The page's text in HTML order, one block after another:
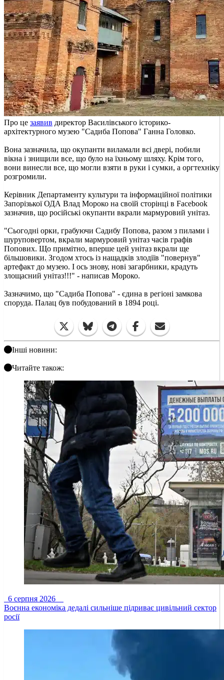
Про це заявив директор Василівського історико-
архітектурного музею "Садиба Попова" Ганна Головко.
Вона зазначила, що окупанти виламали всі двері, побили
вікна і знищили все, що було на їхньому шляху. Крім того,
вони винесли все, що могли взяти в руки і сумки, а оргтехніку
розгромили.
Керівник Департаменту культури та інформаційної політики
Запорізької ОДА Влад Мороко на своїй сторінці в Facebook
зазначив, що російські окупанти вкрали мармуровий унітаз.
"Сьогодні орки, грабуючи Садибу Попова, разом з пилами і
шуруповертом, вкрали мармуровий унітаз часів графів
Попових. Що примітно, вперше цей унітаз вкрали ще
більшовики. Згодом хтось із нащадків злодіїв "повернув"
артефакт до музею. І ось знову, нові загарбники, крадуть
злощасний унітаз!!!" - написав Мороко.
Зазначимо, що "Садиба Попова" - єдина в регіоні замкова
споруда. Палац був побудований в 1894 році.
Інші новини:
Читайте також:
6 серпня 2026
Воєнна економіка дедалі сильніше підриває цивільний сектор
росії